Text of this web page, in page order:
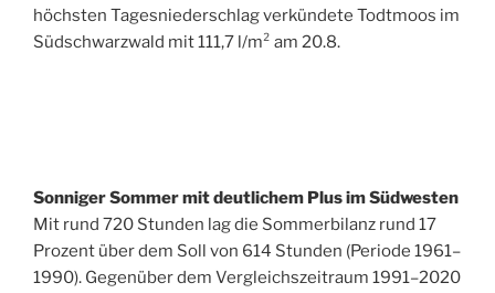
höchsten Tagesniederschlag verkündete Todtmoos im
Südschwarzwald mit 111,7 l/m² am 20.8.
Sonniger Sommer mit deutlichem Plus im Südwesten
Mit rund 720 Stunden lag die Sommerbilanz rund 17
Prozent über dem Soll von 614 Stunden (Periode 1961–
1990). Gegenüber dem Vergleichszeitraum 1991–2020